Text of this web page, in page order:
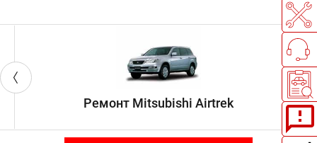
Ремонт Mitsubishi Airtrek